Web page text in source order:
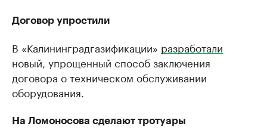
Договор упростили
В «Калининградгазификации» разработали
новый, упрощенный способ заключения
договора о техническом обслуживании
оборудования.
На Ломоносова сделают тротуары